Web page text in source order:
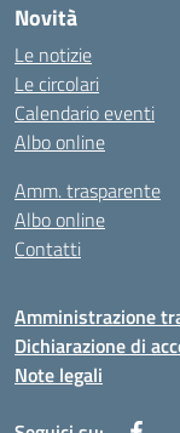
Novità
Le notizie
Le circolari
Calendario eventi
Albo online
Amm. trasparente
Albo online
Contatti
Amministrazione
Dichiarazione di
Note legali